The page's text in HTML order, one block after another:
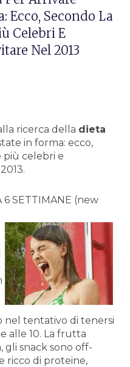
Ecco, Secondo La
Celebri E
Nel 2013
ricerca della dieta
in forma: ecco,
più celebri e
6 SETTIMANE (new
nel tentativo di tenersi
alle 10. La frutta
gli snack sono off-
ricco di proteine,